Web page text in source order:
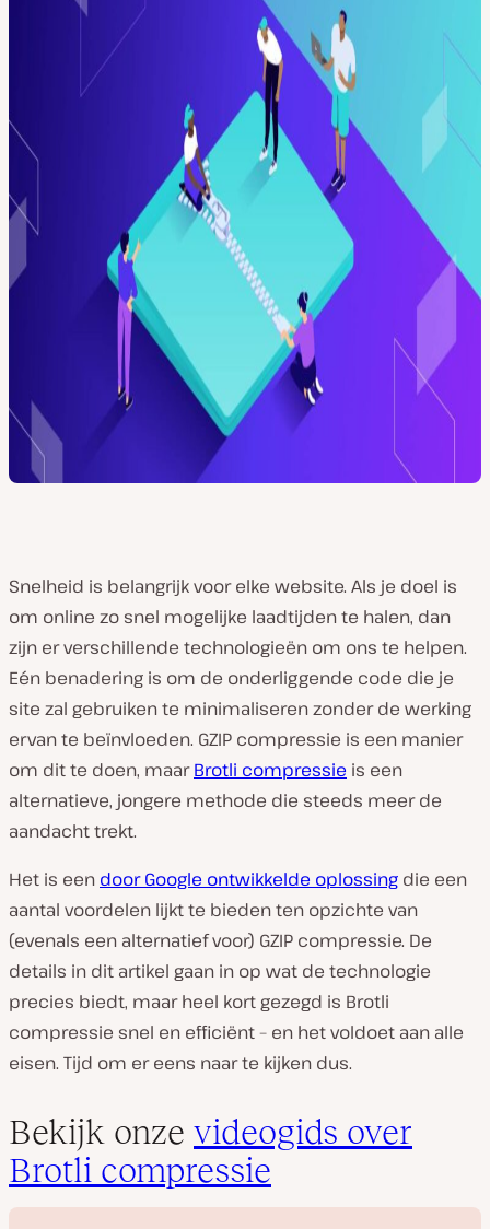
Snelheid is belangrijk voor elke website. Als je doel is
om online zo snel mogelijke laadtijden te halen, dan
zijn er verschillende technologieën om ons te helpen.
Eén benadering is om de onderliggende code die je
site zal gebruiken te minimaliseren zonder de werking
ervan te beïnvloeden. GZIP compressie is een manier
om dit te doen, maarBrotli compressie is een
alternatieve, jongere methode die steeds meer de
aandacht trekt.
Het is een door Google ontwikkelde oplossing die een
aantal voordelen lijkt te bieden ten opzichte van
(evenals een alternatief voor) GZIP compressie. De
details in dit artikel gaan in op wat de technologie
precies biedt, maar heel kort gezegd is Brotli
compressie snel en efficiënt – en het voldoet aan alle
eisen. Tijd om er eens naar te kijken dus.
Bekijk onze videogids over
Brotli compressie